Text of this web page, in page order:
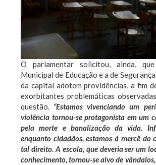
O parlamentar solicitou, ainda,
Municipal de Educação e a de
da capital adotem providências, a fim
exorbitantes problemáticas
questão. “Estamos vivenciando um
violência tornou-se protagonista em um
pela morte e banalização da vida.
enquanto cidadãos, estamos à mercê do
tal direito. A escola, que deveria ser um
conhecimento, tornou-se alvo de